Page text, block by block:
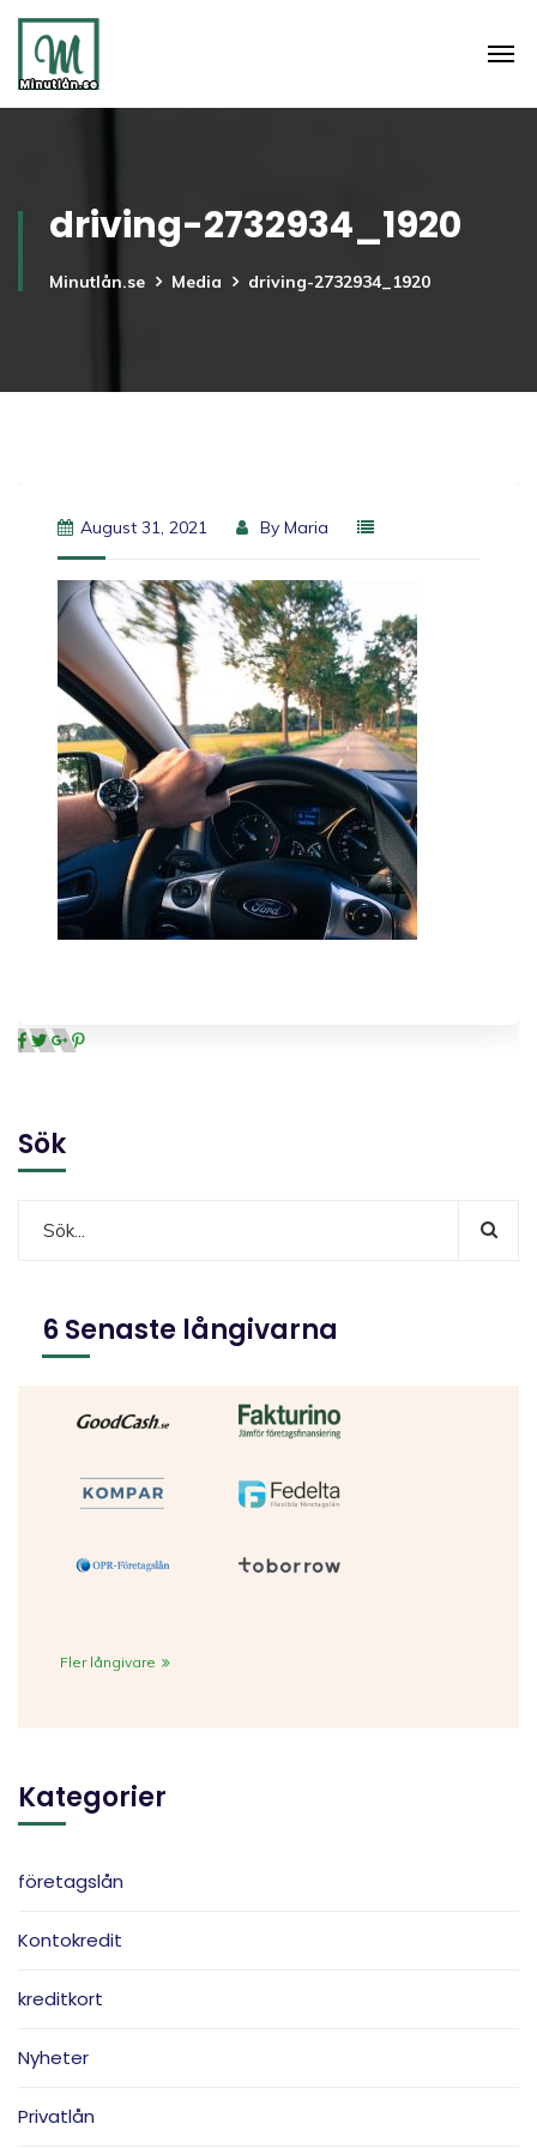
driving-2732934_1920
Minutlån.se Media driving-2732934_1920
August 31, 2021 By Maria
Sök
6 Senaste långivarna
Fler långivare
Kategorier
företagslån
Kontokredit
kreditkort
Nyheter
Privatlån